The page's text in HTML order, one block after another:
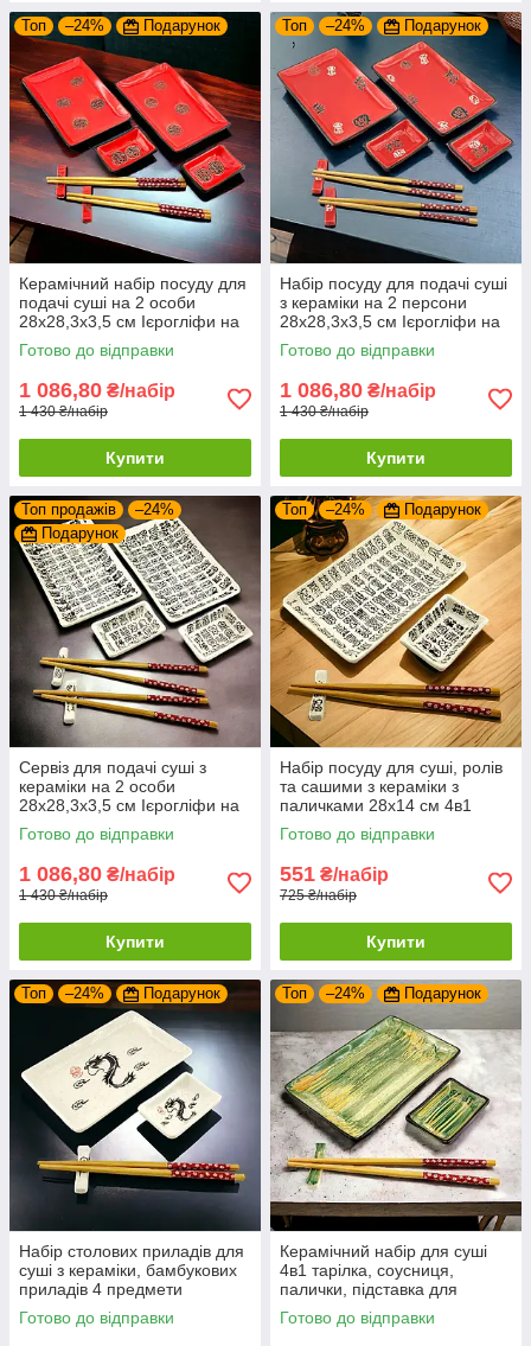
Топ –24% Подарунок
Керамічний набір посуду для
подачі суші на 2 особи
28х28,3х3,5 см Ієрогліфи на
червоному тлі
Готово до відправки
1 086,80 ₴/набір
1 430 ₴/набір
Купити
Топ –24% Подарунок
Набір посуду для подачі суші
з кераміки на 2 персони
28х28,3х3,5 см Ієрогліфи на
червоному тлі
Готово до відправки
1 086,80 ₴/набір
1 430 ₴/набір
Купити
Топ продажів
–24%
Подарунок
Сервіз для подачі суші з
кераміки на 2 особи
28х28,3х3,5 см Ієрогліфи на
білому тлі
Готово до відправки
1 086,80 ₴/набір
1 430 ₴/набір
Купити
Топ –24% Подарунок
Набір посуду для суші, ролів
та сашими з кераміки з
паличками 28х14 см 4в1
Ієрогліфи
Готово до відправки
551 ₴/набір
725 ₴/набір
Купити
Топ –24% Подарунок
Набір столових приладів для
суші з кераміки, бамбукових
приладів 4 предмети
Дракони в подарунковій
упаковці
Готово до відправки
Топ –24% Подарунок
Керамічний набір для суші
4в1 тарілка, соусниця,
палички, підставка для
паличок у подарунковій
упаковці
Готово до відправки